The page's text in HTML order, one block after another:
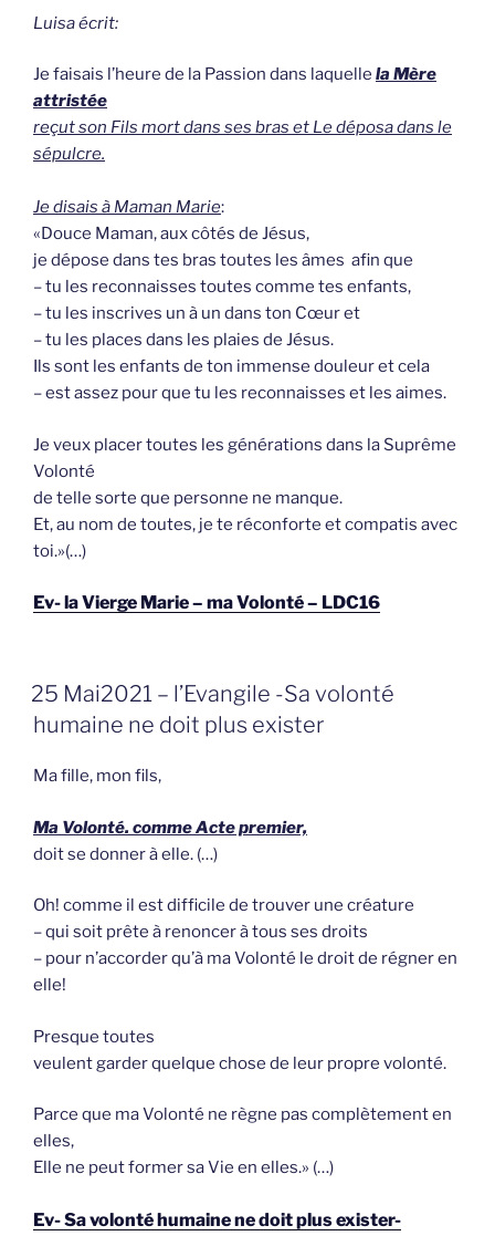
Luisa écrit:
Je faisais l’heure de la Passion dans laquelle la Mère
attristée
reçut son Fils mort dans ses bras et Le déposa dans le
sépulcre.
Je disais à Maman Marie:
«Douce Maman, aux côtés de Jésus,
je dépose dans tes bras toutes les âmes afin que
– tu les reconnaisses toutes comme tes enfants,
– tu les inscrives un à un dans ton Cœur et
– tu les places dans les plaies de Jésus.
Ils sont les enfants de ton immense douleur et cela
– est assez pour que tu les reconnaisses et les aimes.
Je veux placer toutes les générations dans la Suprême
Volonté
de telle sorte que personne ne manque.
Et, au nom de toutes, je te réconforte et compatis avec
toi.»(…)
Ev- la Vierge Marie – ma Volonté – LDC16
GEPLAATST
OP
25 Mai2021 – l’Evangile -Sa volonté
humaine ne doit plus exister
Ma fille, mon fils,
Ma Volonté. comme Acte premier,
doit se donner à elle. (…)
Oh! comme il est difficile de trouver une créature
– qui soit prête à renoncer à tous ses droits
– pour n’accorder qu’à ma Volonté le droit de régner en
elle!
Presque toutes
veulent garder quelque chose de leur propre volonté.
Parce que ma Volonté ne règne pas complètement en
elles,
Elle ne peut former sa Vie en elles.» (…)
Ev- Sa volonté humaine ne doit plus exister-